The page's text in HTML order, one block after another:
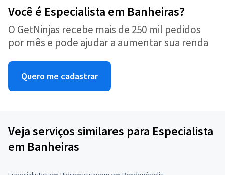
Você é Especialista em Banheiras?
O GetNinjas recebe mais de 250 mil pedidos
por mês e pode ajudar a aumentar sua renda
Quero me cadastrar
Veja serviços similares para Especialista
em Banheiras